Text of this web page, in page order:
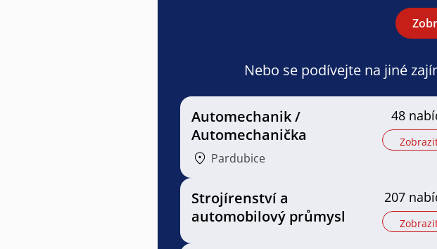
Nebo se podívejte na jiné
Automechanik /
Automechanička
Pardubice
48
Strojírenství a
automobilový průmysl
207